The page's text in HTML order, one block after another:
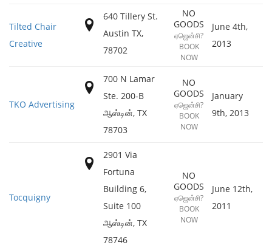
Tilted Chair
Creative
640 Tillery St.
Austin TX,
78702
NO
GOODS
ஏஜென்சி?
BOOK
NOW
June 4th,
2013
TKO Advertising
700 N Lamar
Ste. 200-B
ஆஸ்டின், TX
78703
NO
GOODS
ஏஜென்சி?
BOOK
NOW
January
9th, 2013
Tocquigny
2901 Via
Fortuna
Building 6,
Suite 100
ஆஸ்டின், TX
78746
NO
GOODS
ஏஜென்சி?
BOOK
NOW
June 12th,
2011